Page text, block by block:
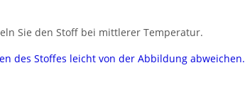
Sie den Stoff bei mittlerer Temperatur.
des Stoffes leicht von der Abbildung abweichen.